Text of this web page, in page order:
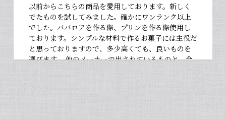
以前からこちらの商品を愛用しております。新しく
でたものを試してみました。確かにワンランク以上
でした。ババロアを作る際、プリンを作る際使用し
ております。シンプルな材料で作るお菓子には主役だ
と思っておりますので、多少高くても、良いものを
選びます。 他のメーカーで出されているものと、全